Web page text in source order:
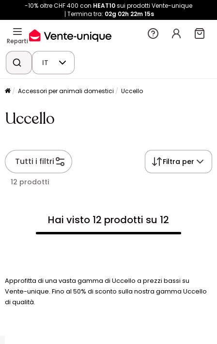
-10% oltre CHF 400 con HEAT10sui prodotti Vente-unique
Termina tra: 02g 02h 22m15s
Reparti
IT
Accessori per animali domestici Uccello
Uccello
Tutti i filtri Filtra per
12 prodotti
Hai visto 12 prodotti su 12
Approfitta di una vasta gamma di Uccello a prezzi bassi su
Vente-unique. Fino al 50% di sconto sulla nostra gamma Uccello
di qualità.